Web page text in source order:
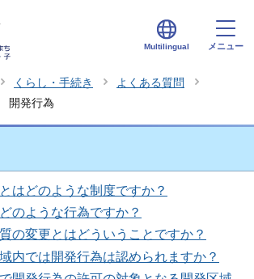
Multilingual メニュー
くらし・手続き
よくある質問
開発行為
はどのような制度ですか？
のような行為ですか？
の変更とはどういうことですか？
内では開発行為は認められますか？